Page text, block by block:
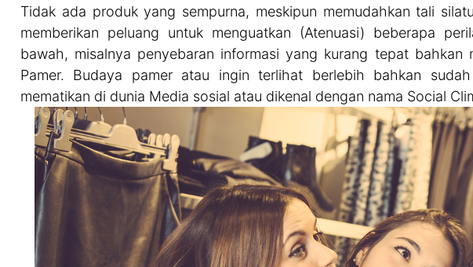
Tidak ada produk yang sempurna, meskipun memudahkan tali
memberikan peluang untuk menguatkan (Atenuasi) beberapa
bawah, misalnya penyebaran informasi yang kurang tepat bahkan
Pamer. Budaya pamer atau ingin terlihat berlebih bahkan
mematikan di dunia Media sosial atau dikenal dengan nama Social